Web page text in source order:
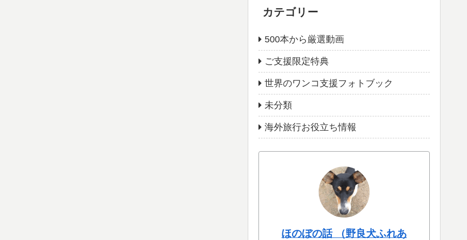
カテゴリー
500本から厳選動画
ご支援限定特典
世界のワンコ支援フォトブック
未分類
海外旅行お役立ち情報
ほのぼの話 （野良犬ふれあ